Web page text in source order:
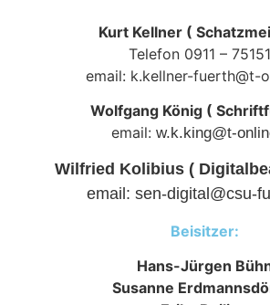
Kurt Kellner (
Telefon 0911 –
email: k.kellner-fuerth@t-
Wolfgang König (
email: w.k.king@t-
Wilfried Kolibius (
email: sen-digital@csu-
Beisitzer:
Hans-Jürgen
Susanne